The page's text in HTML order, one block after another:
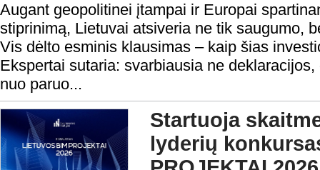
Augant geopolitinei įtampai ir Europai
stiprinimą, Lietuvai atsiveria ne tik saugumo,
Vis dėlto esminis klausimas – kaip šias
Ekspertai sutaria: svarbiausia ne
nuo paruo...
Startuoja
lyderių